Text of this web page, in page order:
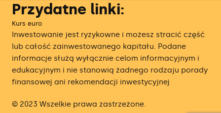
Przydatne linki:
Kurs euro
Inwestowanie jest ryzykowne i możesz stracić część
lub całość zainwestowanego kapitału. Podane
informacje służą wyłącznie celom informacyjnym i
edukacyjnym i nie stanowią żadnego rodzaju porady
finansowej ani rekomendacji inwestycyjnej
© 2023 Wszelkie prawa zastrzeżone.